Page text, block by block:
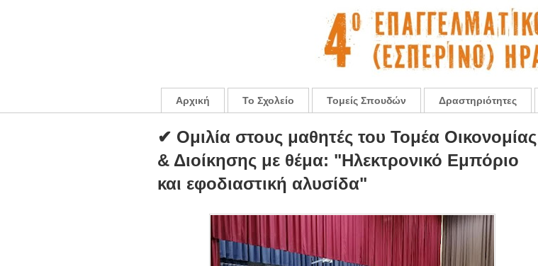
Αρχική Το Σχολείο Τομείς Σπουδών Δραστηριότητες
✔ Ομιλία στους μαθητές του Τομέα Οικονομίας
& Διοίκησης με θέμα: "Ηλεκτρονικό Εμπόριο
και εφοδιαστική αλυσίδα"